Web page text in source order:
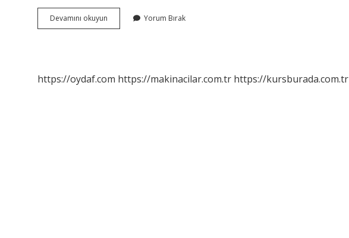
Devamını okuyun
Suda
Yorum Bırak
https://oydaf.com https://makinacilar.com.tr https://kursburada.com.tr